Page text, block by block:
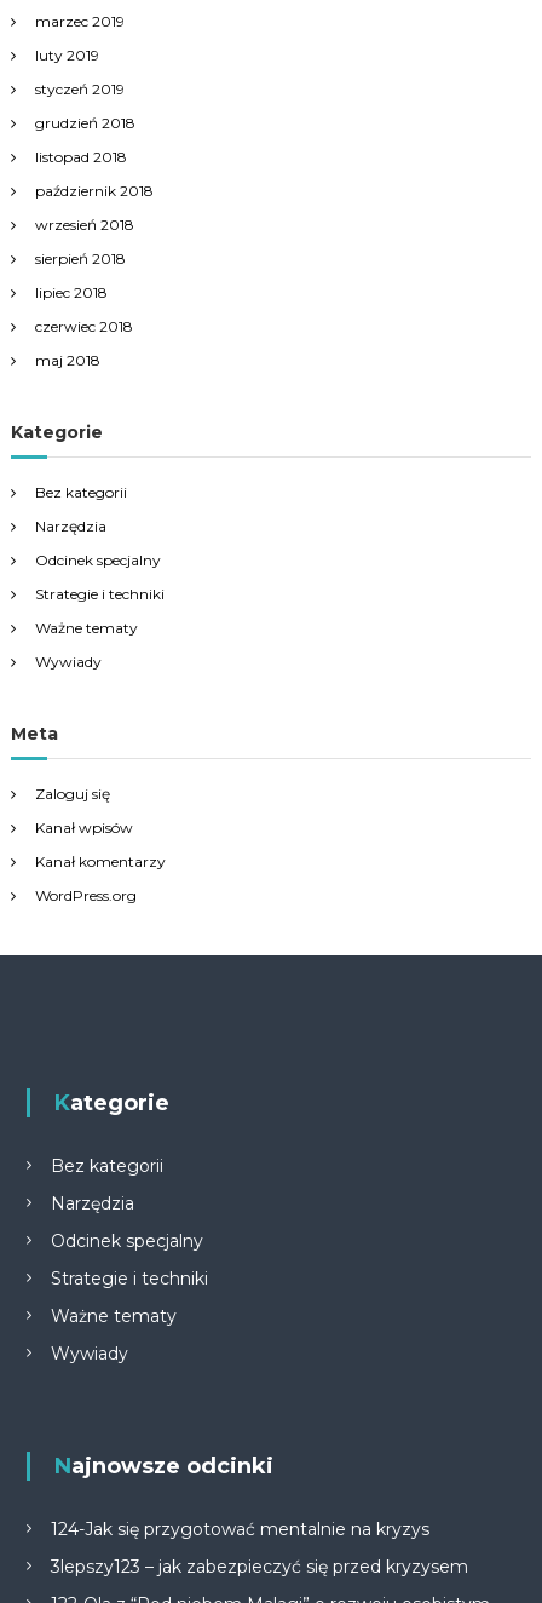
marzec 2019
luty 2019
styczeń 2019
grudzień 2018
listopad 2018
październik 2018
wrzesień 2018
sierpień 2018
lipiec 2018
czerwiec 2018
maj 2018
Kategorie
Bez kategorii
Narzędzia
Odcinek specjalny
Strategie i techniki
Ważne tematy
Wywiady
Meta
Zaloguj się
Kanał wpisów
Kanał komentarzy
WordPress.org
Kategorie
Bez kategorii
Narzędzia
Odcinek specjalny
Strategie i techniki
Ważne tematy
Wywiady
Najnowsze odcinki
124-Jak się przygotować mentalnie na kryzys
3lepszy123 – jak zabezpieczyć się przed kryzysem